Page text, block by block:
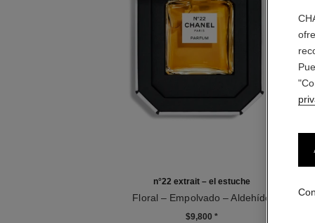
n°22 extrait – el estuche
Floral – Empolvado – Aldehído
$9,800 *